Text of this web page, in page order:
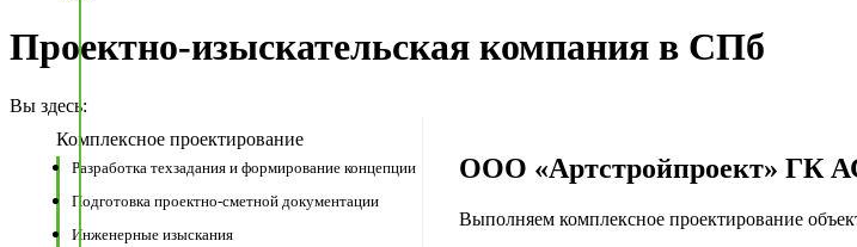
Проектно-изыскательская компания в СПб
Вы здесь:
Комплексное проектирование
Разработка техзадания и формирование концепции
Подготовка проектно-сметной документации
Инженерные изыскания
ООО «Артстройпроект» ГК
Выполняем комплексное проектирование